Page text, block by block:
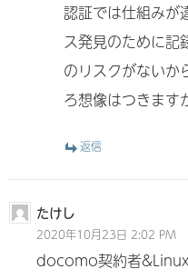
認証では仕組みが
ス発見のために記
のリスクがないか
ろ想像はつきます
返信
たけし
2020年10月23日 2:02 PM
docomo契約者&Linux